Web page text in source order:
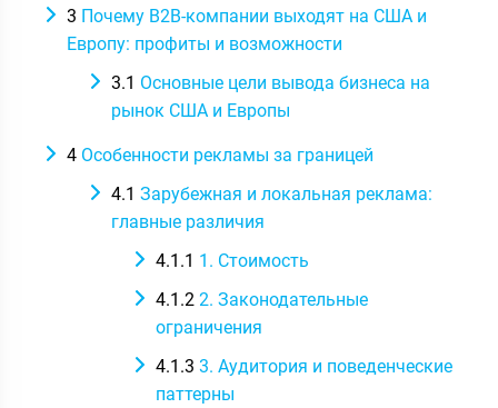
3 Почему B2B-компании выходят на США и
Европу: профиты и возможности
3.1 Основные цели вывода бизнеса на
рынок США и Европы
4 Особенности рекламы за границей
4.1 Зарубежная и локальная реклама:
главные различия
4.1.1 1. Стоимость
4.1.2 2. Законодательные
ограничения
4.1.3 3. Аудитория и поведенческие
паттерны